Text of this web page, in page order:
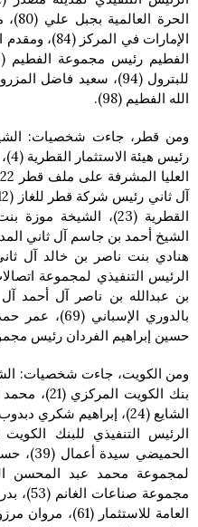
الله الفطيم (98).
ومن قطر، جاءت شخصيات:
بن عبدالله بن ناصر آل أحمد
حسين إبراهيم الفردان رئيس
ومن الكويت، جاءت شخصيات:
بنك الكويت
الشايع (24)، إبراهيم
الحميضي
مجموعة